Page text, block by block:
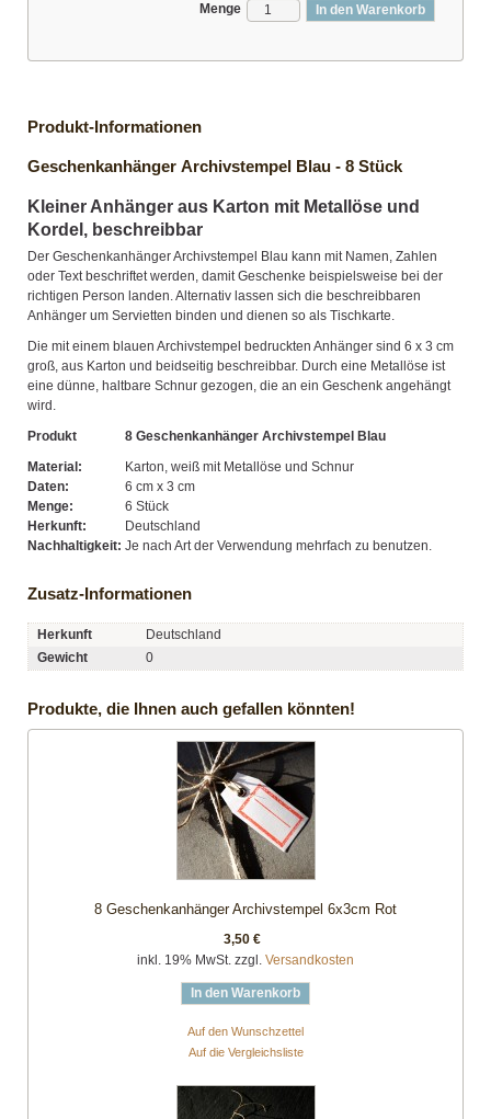
Menge
In den Warenkorb
Produkt-Informationen
Geschenkanhänger Archivstempel Blau - 8 Stück
Kleiner Anhänger aus Karton mit Metallöse und
Kordel, beschreibbar
Der Geschenkanhänger Archivstempel Blau kann mit Namen, Zahlen
oder Text beschriftet werden, damit Geschenke beispielsweise bei der
richtigen Person landen. Alternativ lassen sich die beschreibbaren
Anhänger um Servietten binden und dienen so als Tischkarte.
Die mit einem blauen Archivstempel bedruckten Anhänger sind 6 x 3 cm
groß, aus Karton und beidseitig beschreibbar. Durch eine Metallöse ist
eine dünne, haltbare Schnur gezogen, die an ein Geschenk angehängt
wird.
Produkt
8 Geschenkanhänger Archivstempel Blau
Material:
Karton, weiß mit Metallöse und Schnur
Daten:
6 cm x 3 cm
Menge:
6 Stück
Herkunft:
Deutschland
Nachhaltigkeit: Je nach Art der Verwendung mehrfach zu benutzen.
Zusatz-Informationen
Herkunft
Deutschland
Gewicht
0
Produkte, die Ihnen auch gefallen könnten!
8 Geschenkanhänger Archivstempel 6x3cm Rot
3,50 €
inkl. 19% MwSt. zzgl. Versandkosten
In den Warenkorb
Auf den Wunschzettel
Auf die Vergleichsliste